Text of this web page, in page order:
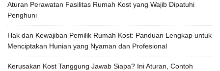
Aturan Perawatan Fasilitas Rumah Kost yang Wajib Dipatuhi
Penghuni
Hak dan Kewajiban Pemilik Rumah Kost: Panduan Lengkap untuk
Menciptakan Hunian yang Nyaman dan Profesional
Kerusakan Kost Tanggung Jawab Siapa? Ini Aturan, Contoh